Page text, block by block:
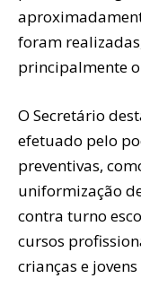
foram
principalmente
O Secretário
efetuado pelo
preventivas,
uniformização
contra turno
cursos
crianças e